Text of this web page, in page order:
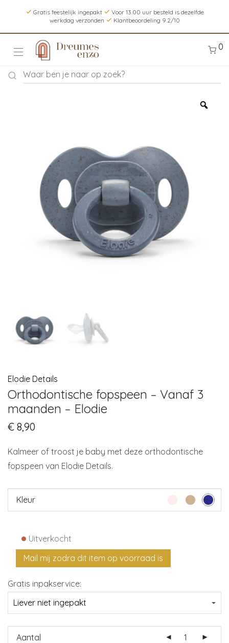
Gratis feestelijk ingepakt
Voor 13.00 uur besteld is dezelfde
werkdag verzonden
Klantbeoordeling 9.2/10
0
Elodie Details
Orthodontische fopspeen – Vanaf 3
maanden – Elodie
€ 8,90
Kalmeer of troost je baby met deze orthodontische
fopspeen van Elodie Details.
Kleur
• Uitverkocht
Gratis inpakservice:
Aantal